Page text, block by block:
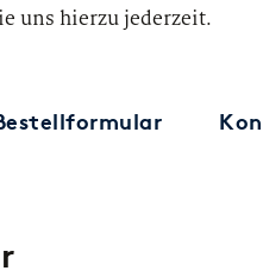
uns hierzu jederzeit.